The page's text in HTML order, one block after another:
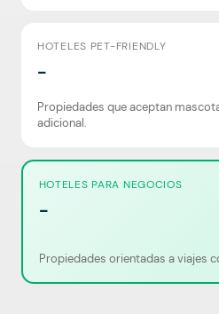
HOTELES PET-FRIENDLY
-
Propiedades que aceptan
adicional.
HOTELES PARA NEGOCIOS
-
Propiedades orientadas a viajes